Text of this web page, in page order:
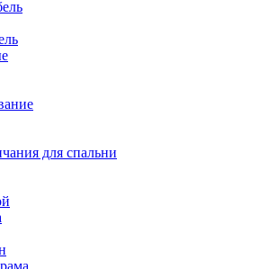
для спальни